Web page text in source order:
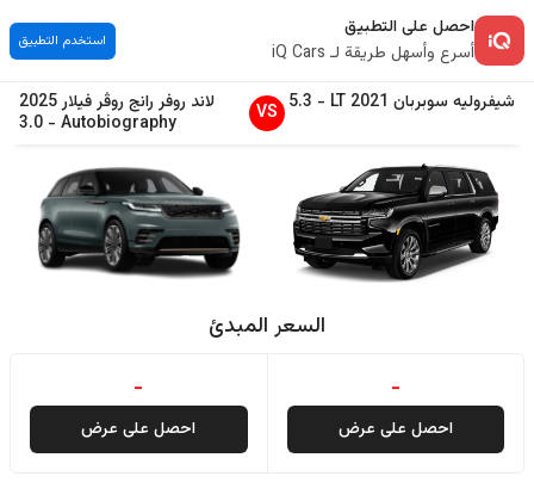
احصل على التطبيق
أسرع وأسهل طريقة لـ iQ Cars
استخدم التطبيق
شيفروليه سوبربان 2021
LT
-
5.3
VS لاند روفر رانج روڤر فيلار2025
Autobiography
-
3.0
السعر المبدئ
-
احصل على عرض
-
احصل على عرض